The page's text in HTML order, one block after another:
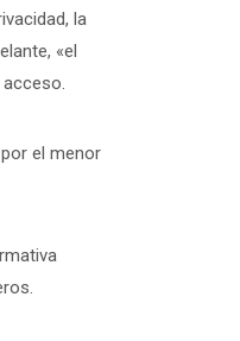
la
«el
el menor